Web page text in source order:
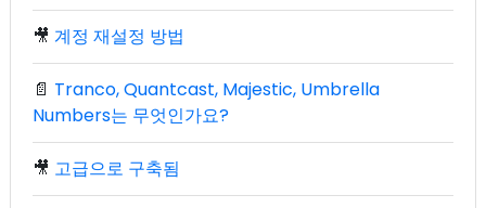
🎥 계정 재설정 방법
📄 Tranco, Quantcast, Majestic, Umbrella
Numbers는 무엇인가요?
🎥 고급으로 구축됨